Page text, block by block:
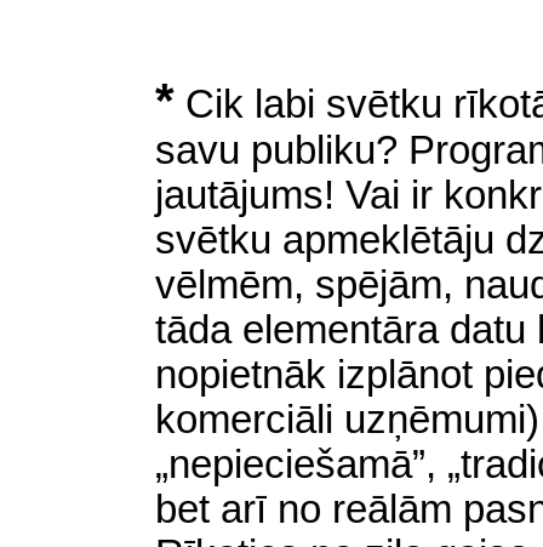
* Cik labi svētku
savu publiku?
jautājums! Vai ir
svētku apmeklētāju
vēlmēm, spējām,
tāda elementāra
nopietnāk izplānot
komerciāli
„nepieciešamā”,
bet arī no reālām